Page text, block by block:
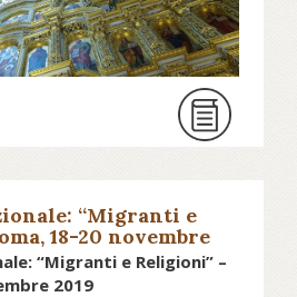
Chiesa
[Codu],
patriarcato di
guidato da
già insidiata
pur sponsor, con il
Poroshenko, della
ecclesiale ucraina.
“Migranti e
18-20 novembre
“Migranti e Religioni” –
2019